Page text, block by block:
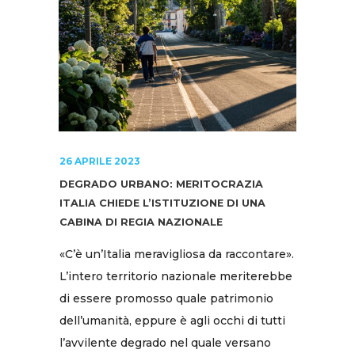
26 APRILE 2023
DEGRADO URBANO: MERITOCRAZIA
ITALIA CHIEDE L’ISTITUZIONE DI UNA
CABINA DI REGIA NAZIONALE
«C’è un’Italia meravigliosa da raccontare».
L’intero territorio nazionale meriterebbe
di essere promosso quale patrimonio
dell’umanità, eppure è agli occhi di tutti
l’avvilente degrado nel quale versano